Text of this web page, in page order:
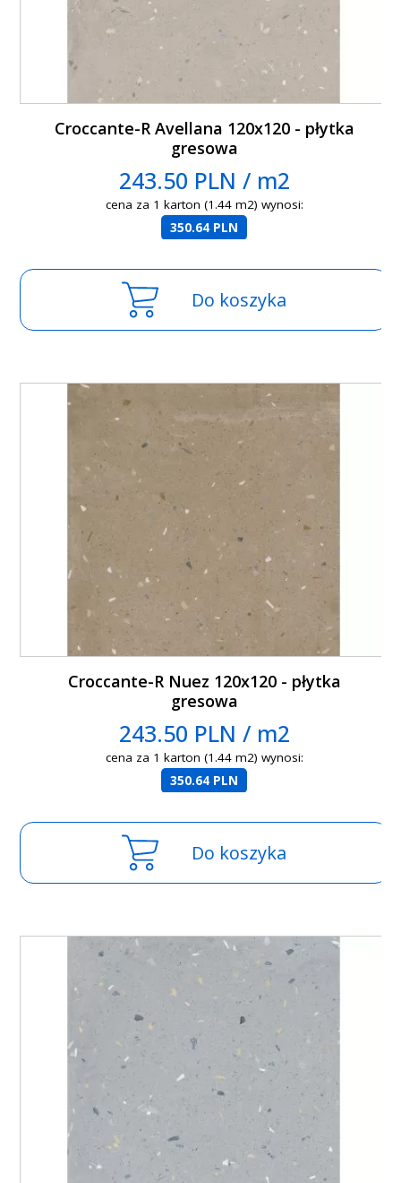
Croccante-R Avellana 120x120 - płytka
gresowa
243.50 PLN / m2
cena za 1 karton (1.44 m2) wynosi:
350.64 PLN
Do koszyka
Croccante-R Nuez 120x120 - płytka
gresowa
243.50 PLN / m2
cena za 1 karton (1.44 m2) wynosi:
350.64 PLN
Do koszyka